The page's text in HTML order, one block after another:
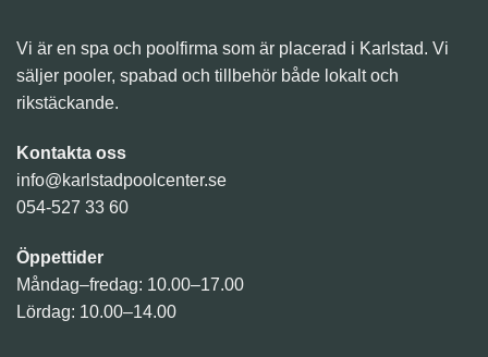
Vi är en spa och poolfirma som är placerad i Karlstad. Vi
säljer pooler, spabad och tillbehör både lokalt och
rikstäckande.
Kontakta oss
info@karlstadpoolcenter.se
054-527 33 60
Öppettider
Måndag–fredag: 10.00–17.00
Lördag: 10.00–14.00